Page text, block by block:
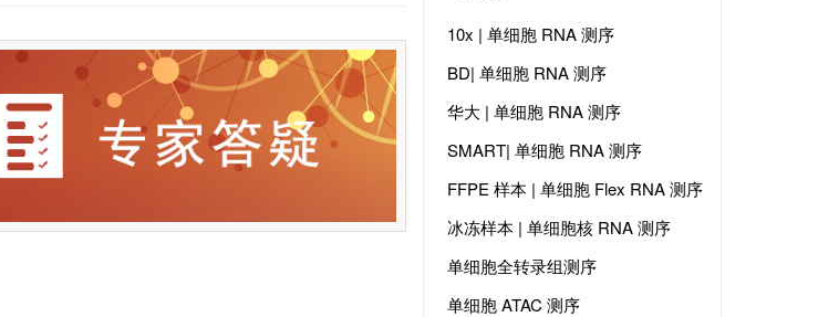
10x | 单细胞 RNA 测序
BD| 单细胞 RNA 测序
华大 | 单细胞 RNA 测序
SMART| 单细胞 RNA 测序
FFPE 样本 | 单细胞 Flex RNA 测序
冰冻样本 | 单细胞核 RNA 测序
单细胞全转录组测序
单细胞 ATAC 测序